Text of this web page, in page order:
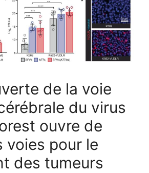
de la voie
du virus
ouvre de
voies pour le
des tumeurs